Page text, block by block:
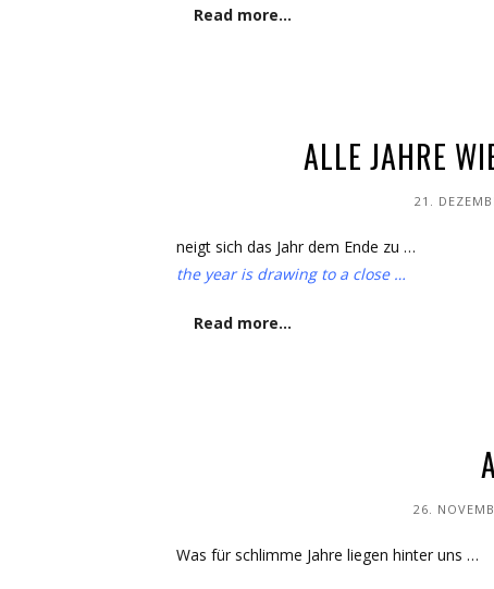
Read more…
ALLE JAHRE
21.
neigt sich das Jahr dem Ende zu …
the year is drawing to a close …
Read more…
26.
Was für schlimme Jahre liegen hinter uns …